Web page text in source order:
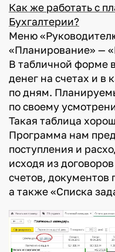
Как же работать с
Бухгалтерии?
Меню
«Планирование» —
В табличной форме
денег на счетах и в
по дням.
по своему
Такая таблица
Программа нам
поступления и
исходя из
счетов, документов
а также «Списка